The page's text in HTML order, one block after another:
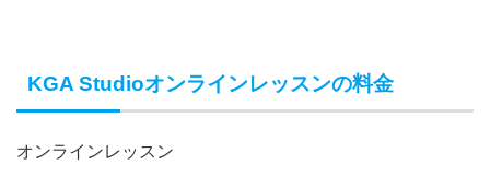
KGA Studioオンラインレッスンの料金
オンラインレッスン